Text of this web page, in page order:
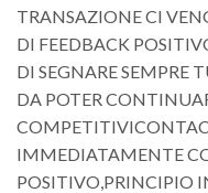
TRANSAZIONE CI
DI FEEDBACK
DI SEGNARE SEMPRE
DA POTER
IMMEDIATAMENTE
POSITIVO,PRINCIPIO